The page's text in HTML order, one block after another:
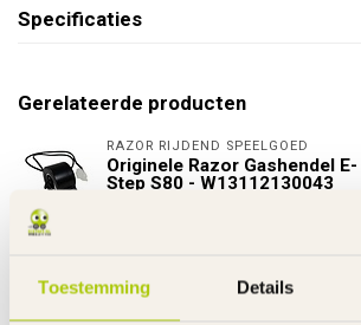
Toestemming Details
Specificaties
Gerelateerde producten
RAZOR RIJDEND SPEELGOED
Originele Razor Gashendel E-
Step S80 - W13112130043
Razor Controle Box Crazy Cart